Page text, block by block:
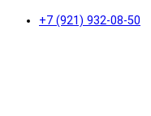
+7 (921) 932-08-50